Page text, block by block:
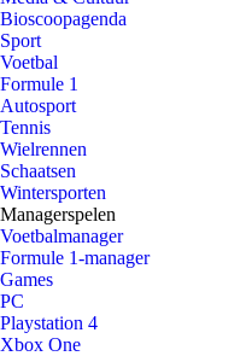
Bioscoopagenda
Sport
Voetbal
Formule 1
Autosport
Tennis
Wielrennen
Schaatsen
Wintersporten
Managerspelen
Voetbalmanager
Formule 1-manager
Games
PC
Playstation 4
Xbox One